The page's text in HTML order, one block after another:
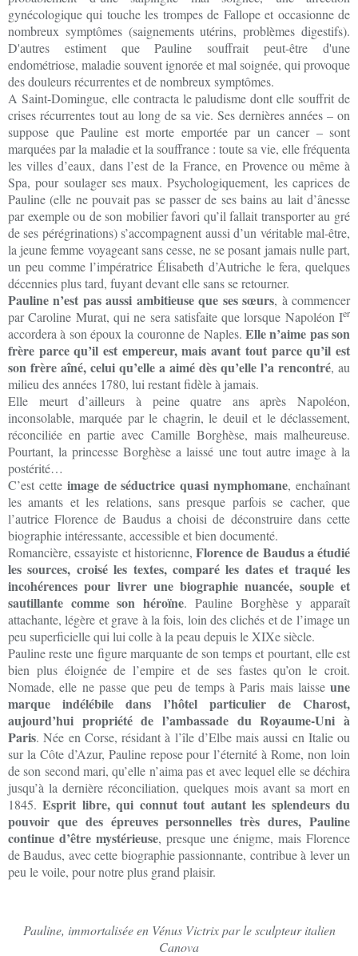
gynécologique qui touche les trompes de Fallope et occasionne de
nombreux symptômes (saignements utérins, problèmes digestifs).
D'autres estiment que Pauline souffrait peut-être d'une
endométriose, maladie souvent ignorée et mal soignée, qui provoque
des douleurs récurrentes et de nombreux symptômes.
A Saint-Domingue, elle contracta le paludisme dont elle souffrit de
crises récurrentes tout au long de sa vie. Ses dernières années – on
suppose que Pauline est morte emportée par un cancer – sont
marquées par la maladie et la souffrance : toute sa vie, elle fréquenta
les villes d’eaux, dans l’est de la France, en Provence ou même à
Spa, pour soulager ses maux. Psychologiquement, les caprices de
Pauline (elle ne pouvait pas se passer de ses bains au lait d’ânesse
par exemple ou de son mobilier favori qu’il fallait transporter au gré
de ses pérégrinations) s’accompagnent aussi d’un véritable mal-être,
la jeune femme voyageant sans cesse, ne se posant jamais nulle part,
un peu comme l’impératrice Élisabeth d’Autriche le fera, quelques
décennies plus tard, fuyant devant elle sans se retourner.
Pauline n’est pas aussi ambitieuse que ses sœurs, à commencer
par Caroline Murat, qui ne sera satisfaite que lorsque Napoléon Ier
accordera à son époux la couronne de Naples. Elle n’aime pas son
frère parce qu’il est empereur, mais avant tout parce qu’il est
son frère aîné, celui qu’elle a aimé dès qu’elle l’a rencontré, au
milieu des années 1780, lui restant fidèle à jamais.
Elle meurt d’ailleurs à peine quatre ans après Napoléon,
inconsolable, marquée par le chagrin, le deuil et le déclassement,
réconciliée en partie avec Camille Borghèse, mais malheureuse.
Pourtant, la princesse Borghèse a laissé une tout autre image à la
postérité…
C’est cetteimage de séductrice quasi nymphomane, enchaînant
les amants et les relations, sans presque parfois se cacher, que
l’autrice Florence de Baudus a choisi de déconstruire dans cette
biographie intéressante, accessible et bien documenté.
Romancière, essayiste et historienne, Florence de Baudus a étudié
les sources, croisé les textes, comparé les dates et traqué les
incohérences pour livrer une biographie nuancée, souple et
sautillante comme son héroïne. Pauline Borghèse y apparaît
attachante, légère et grave à la fois, loin des clichés et de l’image un
peu superficielle qui lui colle à la peau depuis le XIXe siècle.
Pauline reste une figure marquante de son temps et pourtant, elle est
bien plus éloignée de l’empire et de ses fastes qu’on le croit.
Nomade, elle ne passe que peu de temps à Paris mais laisse une
marque indélébile dans l’hôtel particulier de Charost,
aujourd’hui propriété de l’ambassade du Royaume-Uni à
Paris. Née en Corse, résidant à l’île d’Elbe mais aussi en Italie ou
sur la Côte d’Azur, Pauline repose pour l’éternité à Rome, non loin
de son second mari, qu’elle n’aima pas et avec lequel elle se déchira
jusqu’à la dernière réconciliation, quelques mois avant sa mort en
1845.Esprit libre, qui connut tout autant les splendeurs du
pouvoir que des épreuves personnelles très dures, Pauline
continue d’être mystérieuse, presque une énigme, mais Florence
de Baudus, avec cette biographie passionnante, contribue à lever un
peu le voile, pour notre plus grand plaisir.
Pauline, immortalisée en Vénus Victrix par le sculpteur italien
Canova